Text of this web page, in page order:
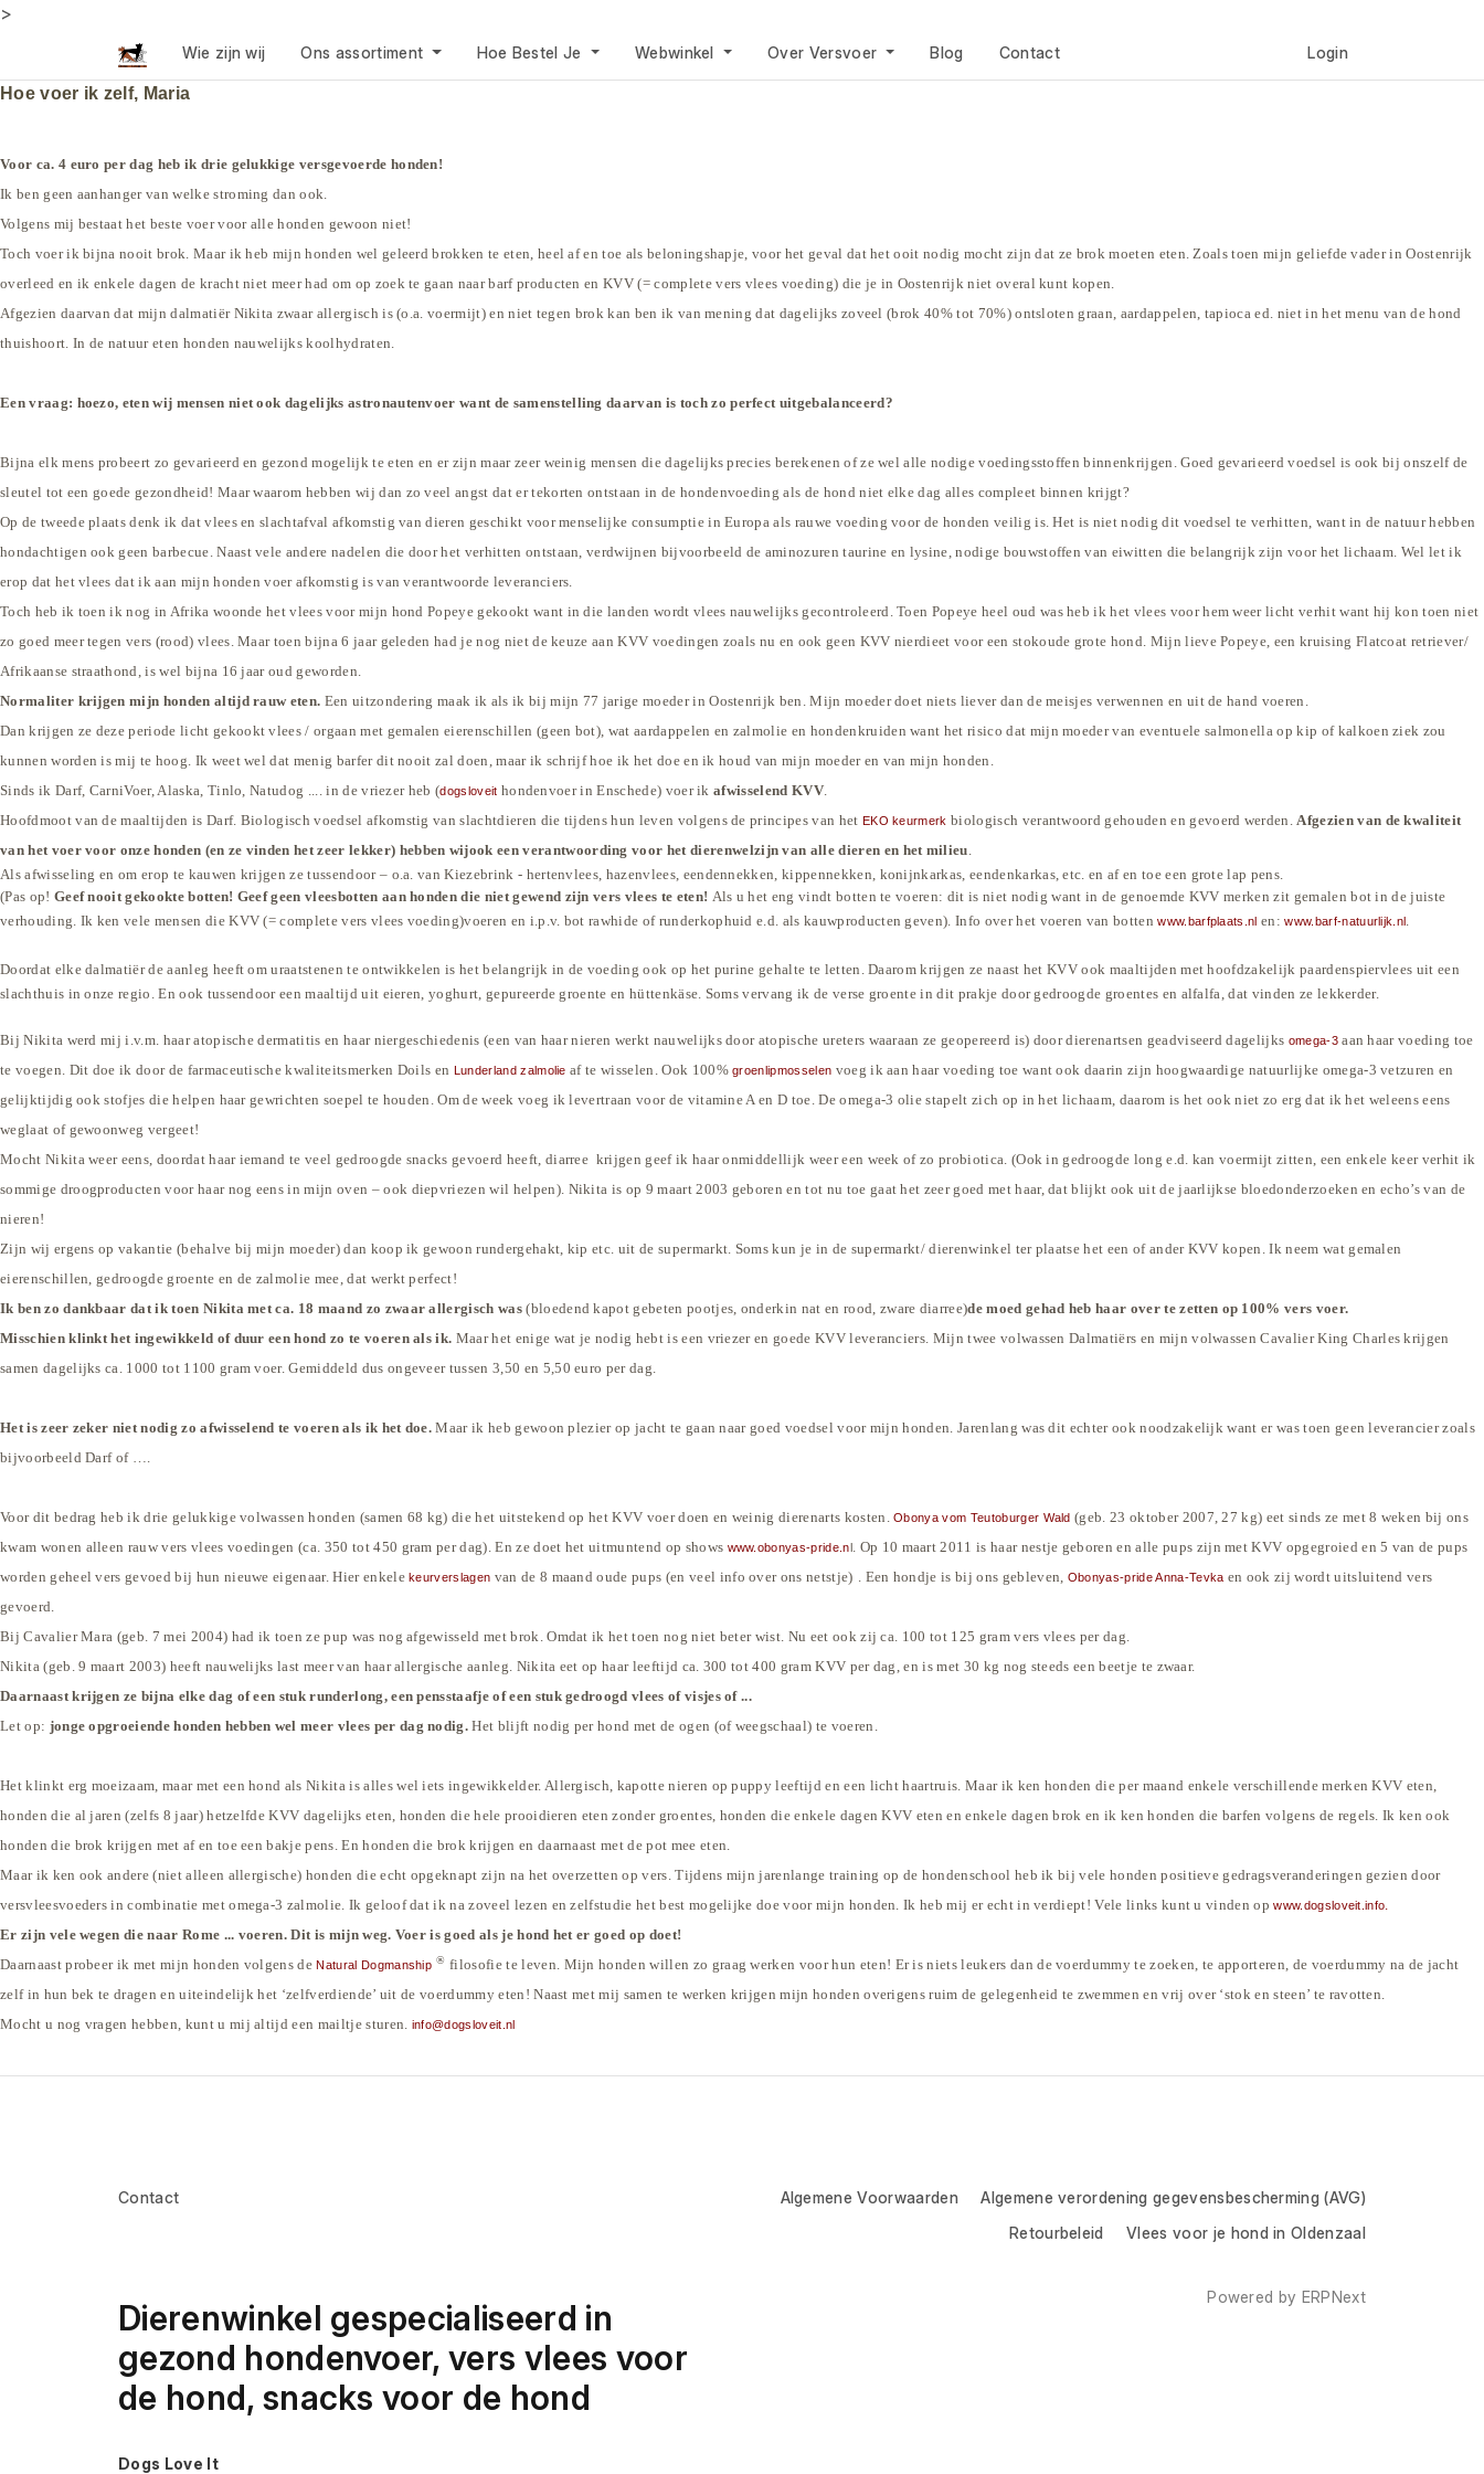
>
Wie zijn wij Ons assortiment Hoe Bestel Je Webwinkel Over Versvoer Blog Contact Login
Hoe voer ik zelf, Maria
Voor ca. 4 euro per dag heb ik drie gelukkige versgevoerde honden!
Ik ben geen aanhanger van welke stroming dan ook.
Volgens mij bestaat het beste voer voor alle honden gewoon niet!
Toch voer ik bijna nooit brok. Maar ik heb mijn honden wel geleerd brokken te eten, heel af en toe als beloningshapje, voor het geval dat het ooit nodig mocht zijn dat ze brok moeten eten. Zoals toen mijn geliefde vader in Oostenrijk
overleed en ik enkele dagen de kracht niet meer had om op zoek te gaan naar barf producten en KVV (= complete vers vlees voeding) die je in Oostenrijkniet overal kunt kopen.
Afgezien daarvan dat mijn dalmatiër Nikita zwaar allergisch is (o.a. voermijt) en niet tegen brok kan ben ik van mening dat dagelijks zoveel (brok 40% tot 70%) ontsloten graan, aardappelen, tapioca ed. niet in het menu van de hond
thuishoort. In de natuur eten honden nauwelijks koolhydraten.
Een vraag: hoezo, eten wij mensen niet ook dagelijks astronautenvoer want de samenstelling daarvan is toch zo perfect uitgebalanceerd?
Bijna elk mens probeert zo gevarieerd en gezond mogelijk te eten en er zijn maar zeer weinig mensen die dagelijks precies berekenen of ze wel alle nodige voedingsstoffen binnenkrijgen. Goed gevarieerd voedsel is ook bij onszelf de
sleutel tot een goede gezondheid! Maar waarom hebben wij dan zo veel angst dat er tekorten ontstaan in de hondenvoeding als de hond niet elke dag alles compleet binnen krijgt?
Op de tweede plaats denk ik dat vlees en slachtafval afkomstig van dieren geschikt voor menselijke consumptie in Europa als rauwe voeding voor de honden veilig is. Het is niet nodig dit voedsel te verhitten, want in de natuur hebben
hondachtigen ook geen barbecue. Naast vele andere nadelen die door het verhitten ontstaan, verdwijnen bijvoorbeeld de aminozuren taurine en lysine, nodige bouwstoffen van eiwitten die belangrijk zijn voor het lichaam. Wel let ik
erop dat het vlees dat ik aan mijn honden voer afkomstig is van verantwoorde leveranciers.
Toch heb ik toen ik nog in Afrika woonde het vlees voor mijn hond Popeye gekookt want in die landen wordt vlees nauwelijks gecontroleerd. Toen Popeye heel oud was heb ik het vlees voor hem weer licht verhit want hij kon toen niet
zo goed meer tegen vers (rood) vlees. Maar toen bijna 6 jaar geleden had je nog niet de keuze aan KVV voedingen zoals nu en ook geen KVV nierdieet voor een stokoude grote hond. Mijn lieve Popeye, een kruising Flatcoat retriever/
Afrikaanse straathond, is wel bijna 16 jaar oud geworden.
Normaliter krijgen mijn honden altijd rauw eten. Een uitzondering maak ik als ik bij mijn 77 jarige moeder in Oostenrijk ben. Mijn moeder doet niets liever dan de meisjes verwennen en uit de hand voeren.
Dan krijgen ze deze periode licht gekookt vlees / orgaan met gemalen eierenschillen (geen bot), wat aardappelen en zalmolie en hondenkruiden want het risico dat mijn moeder van eventuele salmonella op kip of kalkoen ziek zou
kunnen worden is mij te hoog. Ik weet wel dat menig barfer dit nooit zal doen, maar ik schrijf hoe ik het doe en ik houd van mijn moeder en van mijn honden.
Sinds ik Darf, CarniVoer, Alaska, Tinlo, Natudog .... in de vriezer heb (dogsloveit hondenvoer in Enschede) voer ik afwisselend KVV.
Hoofdmoot van de maaltijden is Darf. Biologisch voedsel afkomstig van slachtdieren die tijdens hun leven volgens de principes van het EKO keurmerk biologisch verantwoord gehouden en gevoerd werden.Afgezien van de kwaliteit
van het voer voor onze honden (en ze vinden het zeer lekker) hebben wijook een verantwoording voor het dierenwelzijn van alle dieren en het milieu.
Als afwisseling en om erop te kauwen krijgen ze tussendoor – o.a. van Kiezebrink - hertenvlees, hazenvlees, eendennekken, kippennekken, konijnkarkas, eendenkarkas, etc. en af en toe een grote lap pens.
(Pas op! Geef nooit gekookte botten! Geef geen vleesbotten aan honden die niet gewend zijn vers vlees te eten! Als u het eng vindt botten te voeren: dit is niet nodig want in de genoemde KVV merken zit gemalen bot in de juiste
verhouding. Ik ken vele mensen dieKVV (= complete vers vlees voeding)voeren en i.p.v. bot rawhide of runderkophuid e.d. als kauwproducten geven). Info over het voeren van bottenwww.barfplaats.nl en:www.barf-natuurlijk.nl.
Doordat elke dalmatiër de aanleg heeft om uraatstenen te ontwikkelen is het belangrijk in de voeding ook op het purine gehalte te letten. Daarom krijgen ze naast het KVV ook maaltijden met hoofdzakelijk paardenspiervlees uit een
slachthuis in onze regio. En ook tussendoor een maaltijd uit eieren, yoghurt, gepureerde groente en hüttenkäse. Soms vervang ik de verse groente in dit prakje door gedroogde groentes en alfalfa, dat vinden ze lekkerder.
Bij Nikita werd mij i.v.m. haar atopische dermatitis en haar niergeschiedenis (een van haar nieren werkt nauwelijks door atopische ureters waaraan ze geopereerd is) door dierenartsen geadviseerd dagelijks omega-3aan haar voeding toe
te voegen. Dit doe ik door de farmaceutische kwaliteitsmerken Doils en Lunderland zalmolie af te wisselen. Ook 100%groenlipmosselen voeg ik aan haar voeding toe want ook daarin zijn hoogwaardige natuurlijke omega-3 vetzuren en
gelijktijdig ook stofjes die helpen haar gewrichten soepel te houden. Om de week voeg ik levertraan voor de vitamine A en D toe. De omega-3 olie stapelt zich op in het lichaam, daarom is het ook niet zo erg dat ik het weleens eens
weglaat of gewoonweg vergeet!
Mocht Nikita weer eens, doordat haar iemand te veel gedroogde snacks gevoerd heeft, diarree krijgen geef ik haar onmiddellijk weer een week of zo probiotica. (Ook in gedroogde long e.d. kan voermijt zitten, een enkele keer verhit ik
sommige droogproducten voor haar nog eens in mijn oven – ook diepvriezen wil helpen). Nikita is op 9 maart 2003 geboren en tot nu toe gaat het zeer goed met haar, dat blijkt ook uit de jaarlijkse bloedonderzoeken en echo’s van de
nieren!
Zijn wij ergens op vakantie (behalve bij mijn moeder) dan koop ik gewoon rundergehakt, kip etc. uit de supermarkt. Soms kun je in de supermarkt/ dierenwinkel ter plaatse het een of ander KVV kopen. Ik neem wat gemalen
eierenschillen, gedroogde groente en de zalmolie mee, dat werkt perfect!
Ik ben zo dankbaar dat ik toen Nikita met ca. 18 maand zo zwaar allergisch was(bloedend kapot gebeten pootjes, onderkin nat en rood, zware diarree)de moed gehad heb haar over te zetten op 100% vers voer.
Misschien klinkt het ingewikkeld of duur een hond zo te voeren als ik. Maar het enige wat je nodig hebt is een vriezer en goede KVV leveranciers. Mijn twee volwassen Dalmatiërs en mijnvolwassenCavalier King Charles krijgen
samen dagelijks ca. 1000 tot 1100 gram voer.Gemiddeld dus ongeveer tussen 3,50 en 5,50 euro per dag.
Het is zeer zeker niet nodig zo afwisselend te voeren als ik het doe. Maar ik heb gewoon plezier op jacht te gaan naar goed voedsel voor mijn honden. Jarenlang was dit echter ook noodzakelijk want er was toen geen leverancier zoals
bijvoorbeeld Darf of ….
Voor dit bedrag heb ik drie gelukkige volwassen honden (samen 68 kg) die het uitstekend op het KVV voer doen en weinig dierenarts kosten.Obonya vom Teutoburger Wald (geb. 23 oktober 2007, 27 kg) eet sinds ze met 8 weken bij ons
kwam wonen alleen rauw vers vlees voedingen (ca. 350 tot 450 gram per dag). En ze doet het uitmuntend op shows www.obonyas-pride.nl. Op 10 maart 2011 is haar nestje geboren en alle pups zijn met KVV opgegroied en 5 van de pups
worden geheel vers gevoed bij hun nieuwe eigenaar. Hier enkelekeurverslagen van de 8 maand oude pups (en veel info over ons netstje) . Een hondje is bij ons gebleven, Obonyas-pride Anna-Tevka en ook zij wordt uitsluitend vers
gevoerd.
Bij Cavalier Mara (geb. 7 mei 2004) had ik toen ze pup was nog afgewisseld met brok. Omdat ik het toen nog niet beter wist. Nu eet ook zij ca. 100 tot 125 gram vers vlees per dag.
Nikita (geb. 9 maart 2003) heeft nauwelijks last meer van haar allergische aanleg. Nikita eet op haar leeftijd ca. 300 tot 400 gramKVV per dag, en is met 30 kg nog steeds een beetje te zwaar.
Daarnaast krijgen ze bijna elke dag of een stuk runderlong, een pensstaafje of een stuk gedroogd vlees of visjes of ...
Let op: jonge opgroeiende honden hebben wel meer vlees per dag nodig. Het blijft nodig per hond met de ogen (of weegschaal) te voeren.
Het klinkt erg moeizaam, maar met een hond als Nikita isalleswel iets ingewikkelder. Allergisch, kapotte nieren op puppy leeftijd en een licht haartruis. Maar ik ken honden die per maand enkele verschillende merken KVV eten,
honden die al jaren (zelfs 8 jaar) hetzelfde KVV dagelijks eten, honden die hele prooidieren eten zonder groentes, honden die enkele dagen KVV eten en enkele dagen brok en ik ken honden die barfen volgens de regels. Ik ken ook
honden die brok krijgen met af en toe een bakje pens. En honden die brok krijgen en daarnaast met de pot mee eten.
Maar ik ken ook andere (niet alleen allergische) honden die echt opgeknapt zijn na het overzetten op vers. Tijdens mijn jarenlange training op de hondenschool heb ik bij vele honden positieve gedragsveranderingen gezien door
versvleesvoeders in combinatie met omega-3 zalmolie. Ik geloof dat ik na zoveel lezen en zelfstudie het best mogelijke doe voor mijn honden. Ik heb mij er echt in verdiept! Vele links kunt u vinden opwww.dogsloveit.info.
Er zijn vele wegen die naar Rome ... voeren. Dit is mijn weg. Voer is goed als je hond het er goed op doet!
Daarnaast probeer ik met mijn honden volgens deNatural Dogmanship ® filosofie te leven. Mijn honden willen zo graag werken voor hun eten! Er is niets leukers dan de voerdummy te zoeken, te apporteren, de voerdummy na de jacht
zelf in hun bek te dragen en uiteindelijk het ‘zelfverdiende’ uit de voerdummy eten! Naast met mij samen te werken krijgen mijn honden overigens ruim de gelegenheid te zwemmen envrij over ‘stok en steen’ te ravotten.
Mocht u nog vragen hebben, kunt u mij altijd een mailtje sturen. info@dogsloveit.nl
Contact Algemene Voorwaarden
Algemene verordening gegevensbescherming (AVG)
Retourbeleid
Vlees voor je hond in Oldenzaal
Dierenwinkel gespecialiseerd in
gezond hondenvoer, vers vlees voor
de hond, snacks voor de hond
Dogs Love It
Powered by ERPNext